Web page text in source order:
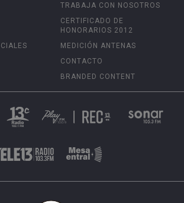
TRABAJA CON NOSOTROS
CERTIFICADO DE
HONORARIOS 2012
MEDICIÓN ANTENAS
CONTACTO
BRANDED CONTENT